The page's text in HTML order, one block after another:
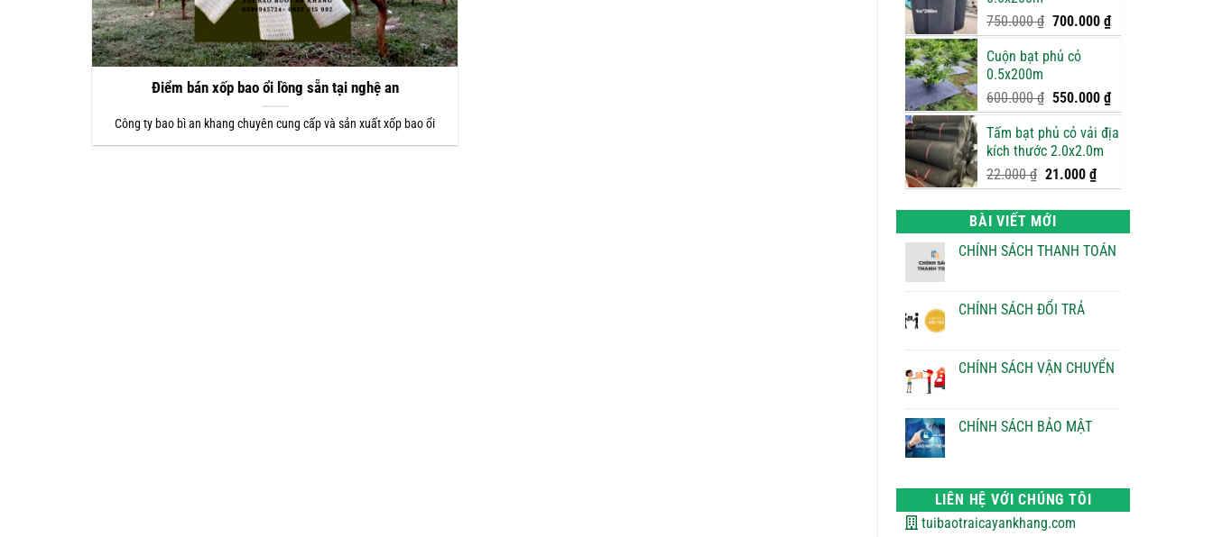
Điểm bán xốp bao ổi lồng sẵn tại nghệ an
Công ty bao bì an khang chuyên cung cấp và sản xuất xốp bao ổi
900.000 ₫.
750.000₫ Giá
gốc
là:
700.000 ₫Giá
hiện
700.000 ₫.
Cuộn bạt phủ cỏ
0.5x200m
600.000₫ Giá
gốc
là:
600.000 ₫.
550.000 ₫Giá
hiện
tại
Tấm bạt phủ cỏ vải địa
kích thước 2.0x2.0m
22.000₫ Giá
gốc
là:
22.000 ₫.
21.000 ₫Giá
hiện
tại
là:
21.000 ₫.
BÀI VIẾT MỚI
CHÍNH SÁCH THANH TOÁN
luận
ở
TOÁN
CHÍNH SÁCH ĐỔI TRẢ
luận
ở
TRẢ
CHÍNH SÁCH VẬN CHUYỂN
luận
ởCHÍNH SÁCH BẢO MẬT
ở
CHÍNH
SÁCH
BẢO
LIÊN HỆ VỚI CHÚNG TÔI
tuibaotraicayankhang.com